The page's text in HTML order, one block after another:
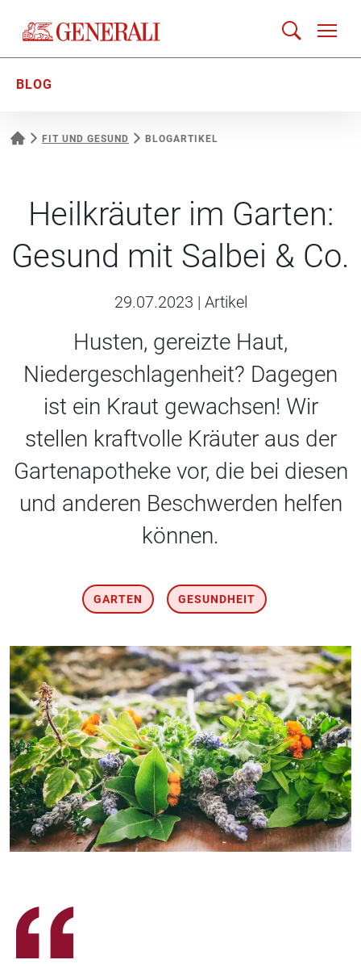
BLOG
FIT UND GESUND BLOGARTIKEL
Heilkräuter im Garten:
Gesund mit Salbei & Co.
29.07.2023 | Artikel
Husten, gereizte Haut,
Niedergeschlagenheit? Dagegen
ist ein Kraut gewachsen! Wir
stellen kraftvolle Kräuter aus der
Gartenapotheke vor, die bei diesen
und anderen Beschwerden helfen
können.
GARTEN GESUNDHEIT